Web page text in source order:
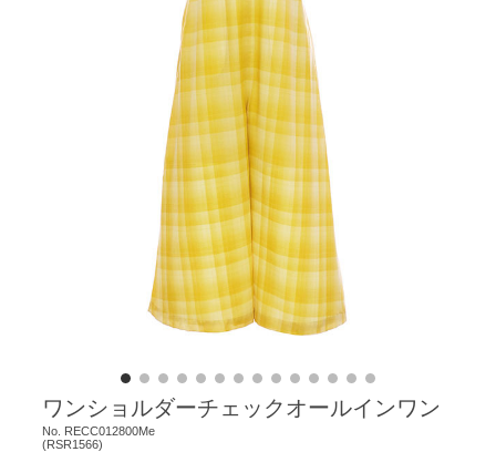
ワンショルダーチェックオールインワン
No. RECC012800Me
(RSR1566)